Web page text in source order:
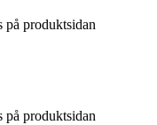
på produktsidan
på produktsidan